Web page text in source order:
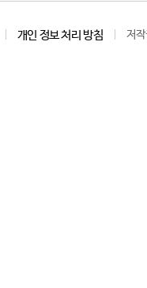
개인 정보 처리 방침 저